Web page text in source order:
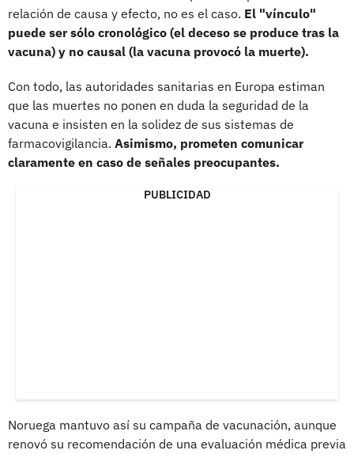
relación de causa y efecto, no es el caso. El "vínculo"
puede ser sólo cronológico (el deceso se produce tras la
vacuna) y no causal (la vacuna provocó la muerte).
Con todo, las autoridades sanitarias en Europa estiman
que las muertes no ponen en duda la seguridad de la
vacuna e insisten en la solidez de sus sistemas de
farmacovigilancia. Asimismo, prometen comunicar
claramente en caso de señales preocupantes.
PUBLICIDAD
Noruega mantuvo así su campaña de vacunación, aunque
renovó su recomendación de una evaluación médica previa